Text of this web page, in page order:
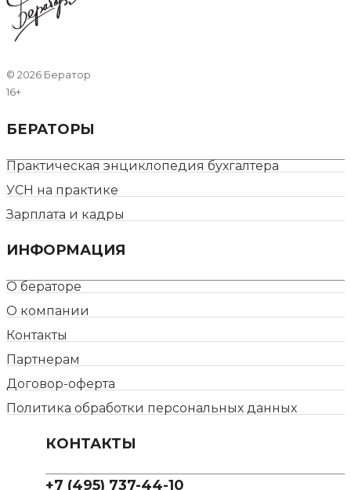
© 2026 Бератор
16+
БЕРАТОРЫ
Практическая энциклопедия бухгалтера
УСН на практике
Зарплата и кадры
ИНФОРМАЦИЯ
О бераторе
О компании
Контакты
Партнерам
Договор-оферта
Политика обработки персональных данных
КОНТАКТЫ
+7 (495) 737-44-10